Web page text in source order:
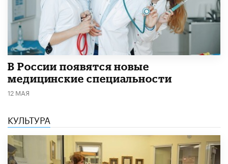
В России появятся новые
медицинские специальности
12 МАЯ
КУЛЬТУРА